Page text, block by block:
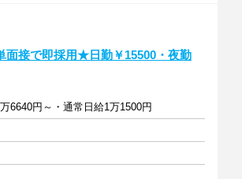
面接で即採用★日勤￥15500・夜勤
6640円～・通常日給1万1500円